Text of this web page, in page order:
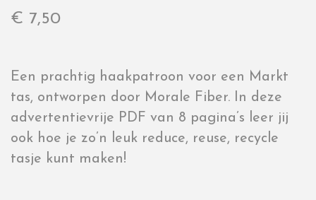
€ 7,50
Een prachtig haakpatroon voor een Markt
tas, ontworpen door Morale Fiber. In deze
advertentievrije PDF van 8 pagina’s leer jij
ook hoe je zo’n leuk reduce, reuse, recycle
tasje kunt maken!